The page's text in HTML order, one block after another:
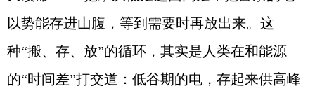
以势能存进山腹，等到需要时再放出来。这
种“搬、存、放”的循环，其实是人类在和能源
的“时间差”打交道：低谷期的电，存起来供高峰